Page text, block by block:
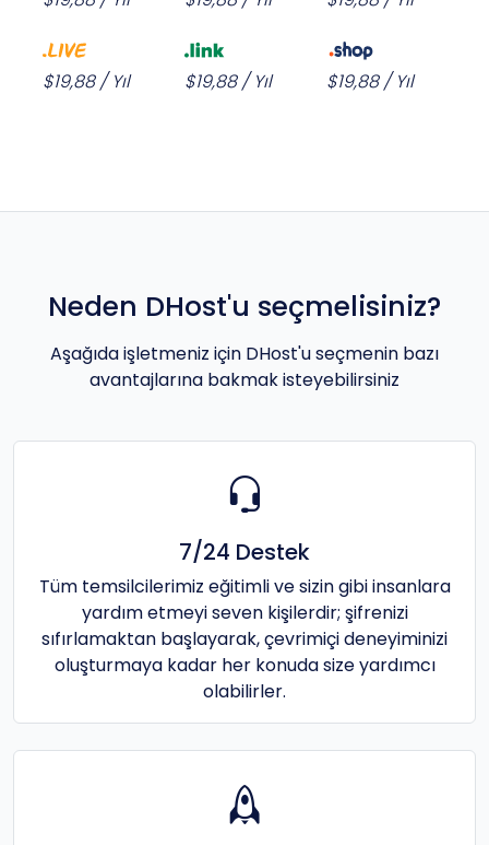
$19,88 / Yıl $19,88 / Yıl $19,88 / Yıl
Neden DHost'u seçmelisiniz?
Aşağıda işletmeniz için DHost'u seçmenin bazı
avantajlarına bakmak isteyebilirsiniz
7/24 Destek
Tüm temsilcilerimiz eğitimli ve sizin gibi insanlara
yardım etmeyi seven kişilerdir; şifrenizi
sıfırlamaktan başlayarak, çevrimiçi deneyiminizi
oluşturmaya kadar her konuda size yardımcı
olabilirler.